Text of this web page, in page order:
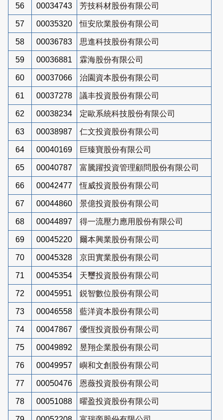
56 00034743 芳技科材股份有限公司
57 00035320 恒安欣業股份有限公司
58 00036783 思進科技股份有限公司
59 00036881 霖海股份有限公司
60 00037066 治園資本股份有限公司
61 00037278 議丰投資股份有限公司
62 00038234 定歐系統科技股份有限公司
63 00038987 仁文投資股份有限公司
64 00040169 巨臻寶股份有限公司
65 00040787 富騰躍投資管理顧問股份有限公司
66 00042477 恆威投資股份有限公司
67 00044860 景億投資股份有限公司
68 00044897 得一流壓力應用股份有限公司
69 00045220 爾本興業股份有限公司
70 00045328 京田實業股份有限公司
71 00045354 天璽投資股份有限公司
72 00045951 鋭智數位股份有限公司
73 00046558 藍洋資本股份有限公司
74 00047867 優恆投資股份有限公司
75 00049892 昱翔企業股份有限公司
76 00049957 嶼和文創股份有限公司
77 00050476 恩薇投資股份有限公司
78 00051088 曜盈投資股份有限公司